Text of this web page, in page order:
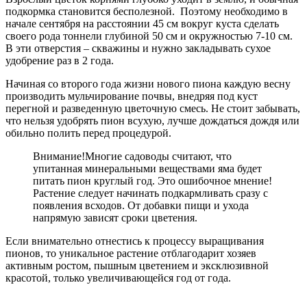
подкормка становится бесполезной. Поэтому необходимо в
начале сентября на расстоянии 45 см вокруг куста сделать
своего рода тоннели глубиной 50 см и окружностью 7-10 см.
В эти отверстия – скважины и нужно закладывать сухое
удобрение раз в 2 года.
Начиная со второго года жизни нового пиона каждую весну
производить мульчирование почвы, внедряя под куст
перегной и разведенную цветочную смесь. Не стоит забывать,
что нельзя удобрять пион всухую, лучше дождаться дождя или
обильно полить перед процедурой.
Внимание!Многие садоводы считают, что
упитанная минеральными веществами яма будет
питать пион круглый год. Это ошибочное мнение!
Растение следует начинать подкармливать сразу с
появления всходов. От добавки пищи и ухода
напрямую зависят сроки цветения.
Если внимательно отнестись к процессу выращивания
пионов, то уникальное растение отблагодарит хозяев
активным ростом, пышным цветением и эксклюзивной
красотой, только увеличивающейся год от года.